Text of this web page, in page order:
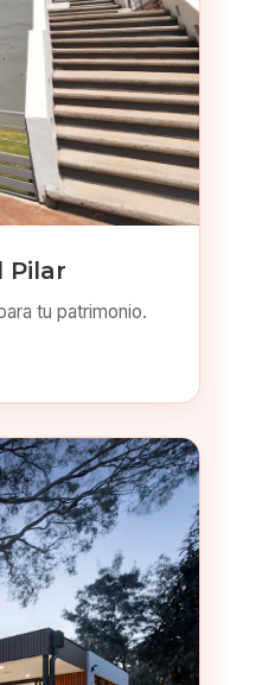
Pilar
tu patrimonio.